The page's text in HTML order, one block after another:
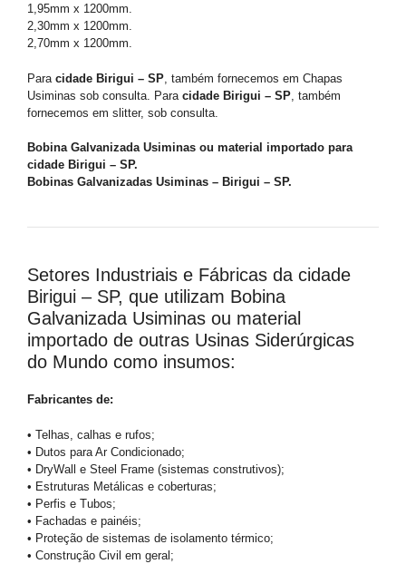
1,95mm x 1200mm.
2,30mm x 1200mm.
2,70mm x 1200mm.
Para cidade Birigui – SP , também fornecemos em Chapas
Usiminas sob consulta. Para cidade Birigui – SP , também
fornecemos em slitter, sob consulta.
Bobina Galvanizada Usiminas ou material importado para
cidade Birigui – SP.
Bobinas Galvanizadas Usiminas – Birigui – SP.
Setores Industriais e Fábricas da cidade
Birigui – SP, que utilizam Bobina
Galvanizada Usiminas ou material
importado de outras Usinas Siderúrgicas
do Mundo como insumos:
Fabricantes de:
• Telhas, calhas e rufos;
• Dutos para Ar Condicionado;
• DryWall e Steel Frame (sistemas construtivos);
• Estruturas Metálicas e coberturas;
• Perfis e Tubos;
• Fachadas e painéis;
• Proteção de sistemas de isolamento térmico;
• Construção Civil em geral;